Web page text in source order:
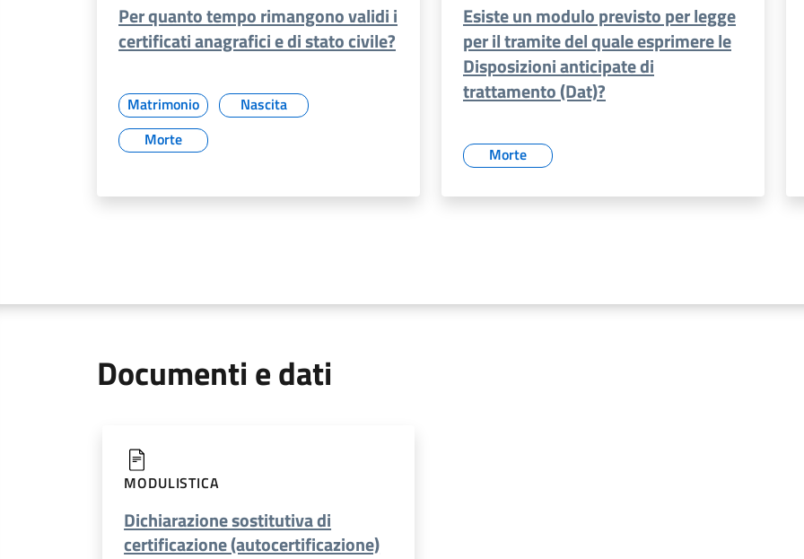
Per quanto tempo rimangono validi i
certificati anagrafici e di stato civile?
Matrimonio
Nascita
Morte
Esiste un modulo previsto per legge
per il tramite del quale esprimere le
Disposizioni anticipate di
trattamento (Dat)?
Morte
Documenti e dati
MODULISTICA
Dichiarazione sostitutiva di
certificazione (autocertificazione)